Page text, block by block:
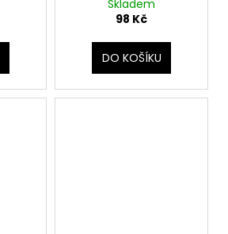
Skladem
98 Kč
DO KOŠÍKU